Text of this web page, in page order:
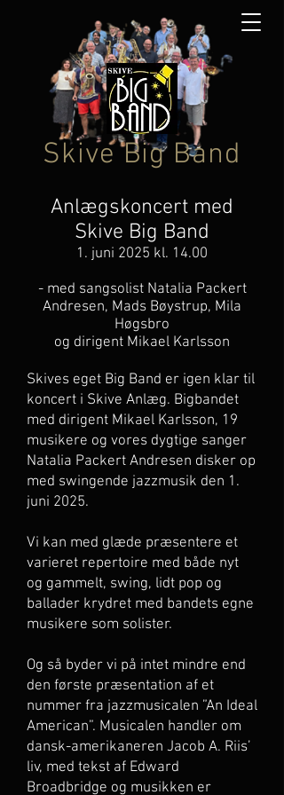
Skive Big Band
Anlægskoncert med
Skive Big Band
1 . juni 2025 kl. 14.00
- med sangsolist Natalia Packert
Andresen, Mads Bøystrup, Mila
Høgsbro
og dirigent Mikael Karlsson
Skives eget Big Band er igen klar til
koncert i Skive Anlæg. Bigbandet
med dirigent Mikael Karlsson, 19
musikere og vores dygtige sanger
Natalia Packert Andresen disker op
med swingende jazzmusik den 1.
juni 2025.
Vi kan med glæde præsentere et
varieret repertoire med både nyt
og gammelt, swing, lidt pop og
ballader krydret med bandets egne
musikere som solister.
Og så byder vi på intet mindre end
den første præsentation af et
nummer fra jazzmusicalen ”An Ideal
American”. Musicalen handler om
dansk-amerikaneren Jacob A. Riis’
liv, med tekst af Edward
Broadbridge og musikken er